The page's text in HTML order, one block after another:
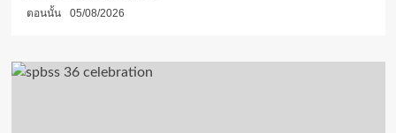
ตอนนั้น 05/08/2026